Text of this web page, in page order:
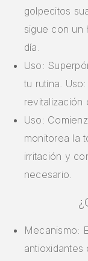
golpecitos
sigue con un
día.
Uso:
tu rutina.
revitalización
Uso:
monitorea la
irritación y
necesario.
Mecanismo: